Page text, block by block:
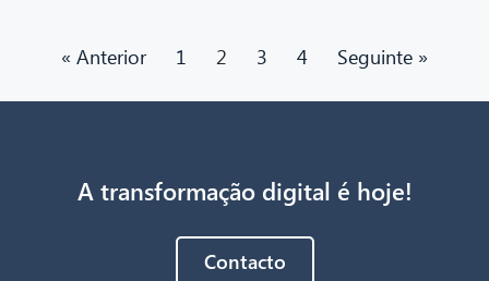
« Anterior 1 2 3 4 Seguinte »
A transformação digital é hoje!
Contacto